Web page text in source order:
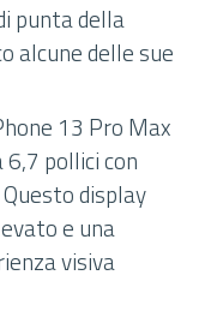
punta della
alcune delle sue
13 Pro Max
6,7 pollici con
display
e una
visiva